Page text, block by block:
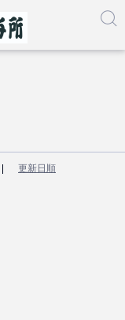
更新日順